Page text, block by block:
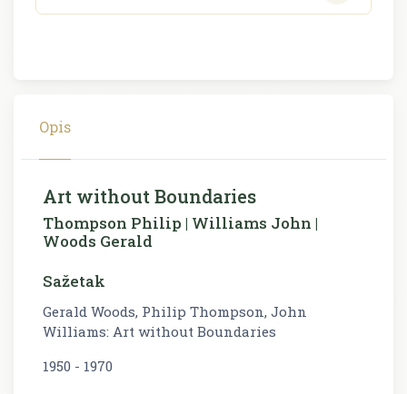
Opis
Art without Boundaries
Thompson Philip | Williams John |
Woods Gerald
Sažetak
Gerald Woods, Philip Thompson, John
Williams: Art without Boundaries
1950 - 1970